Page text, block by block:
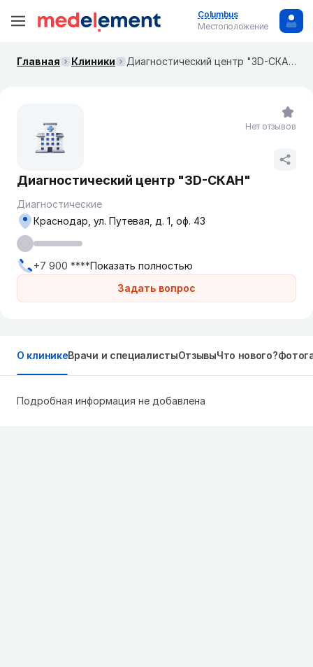
Columbus
Местоположение
Главная Клиники Диагностический центр "3D-СКАН"
Диагностический центр "3D-СКАН"
Диагностические
Задать вопрос
Краснодар, ул. Путевая, д. 1, оф. 43
+7 900 ****Показать полностью
Нет отзывов
О клиникеВрачи и специалистыОтзывыЧто нового?
Подробная информация не добавлена